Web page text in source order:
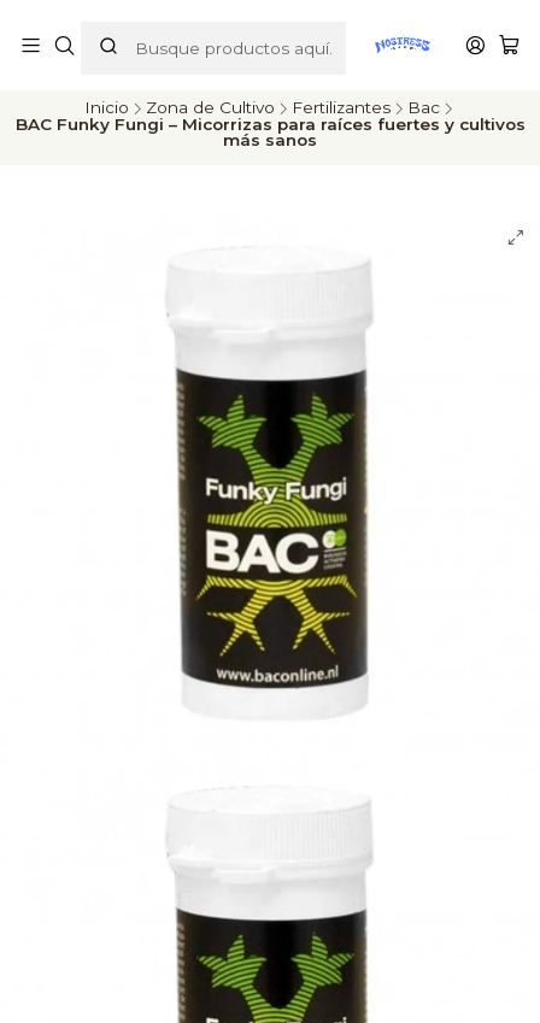
ENVÍOS A TODO CHILE
Inicio Zona de Cultivo Fertilizantes
Bac
BAC Funky Fungi – Micorrizas para raíces fuertes y cultivos
más sanos